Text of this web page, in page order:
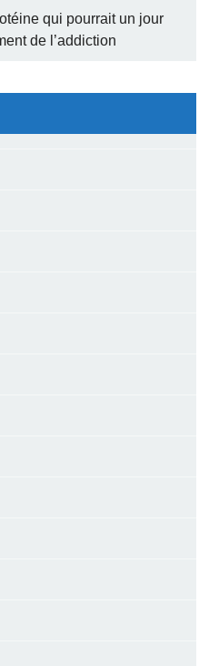
qui pourrait un jour
de l’addiction